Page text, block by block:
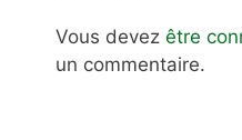
Vous devez être
un commentaire.